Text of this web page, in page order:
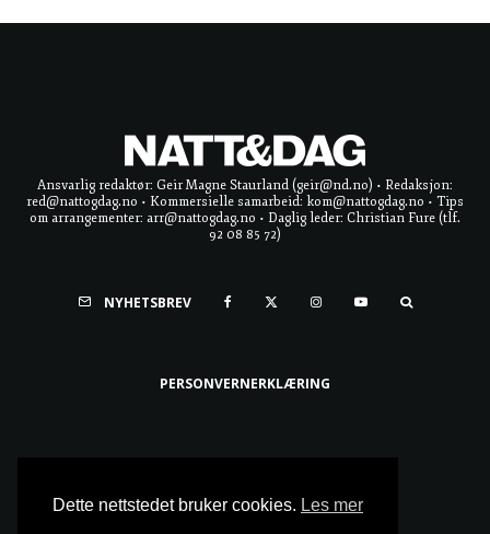
Ansvarlig redaktør: Geir Magne Staurland (geir@nd.no) • Redaksjon:
red@nattogdag.no • Kommersielle samarbeid: kom@nattogdag.no • Tips
om arrangementer: arr@nattogdag.no • Daglig leder: Christian Fure (tlf.
92 08 85 72)
NYHETSBREV
PERSONVERNERKLÆRING
Dette nettstedet bruker cookies. Les mer